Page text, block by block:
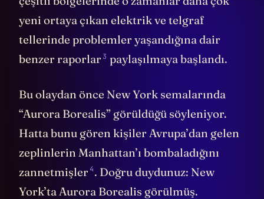
yeni ortaya çıkan elektrik ve telgraf
tellerinde problemler yaşandığına dair
benzer raporlar3 paylaşılmaya başlandı.
Bu olaydan önce New York semalarında
“Aurora Borealis” görüldüğü söyleniyor.
Hatta bunu gören kişiler Avrupa’dan gelen
zeplinlerin Manhattan’ı bombaladığını
zannetmişler4. Doğru duydunuz: New
York’ta Aurora Borealis görülmüş.